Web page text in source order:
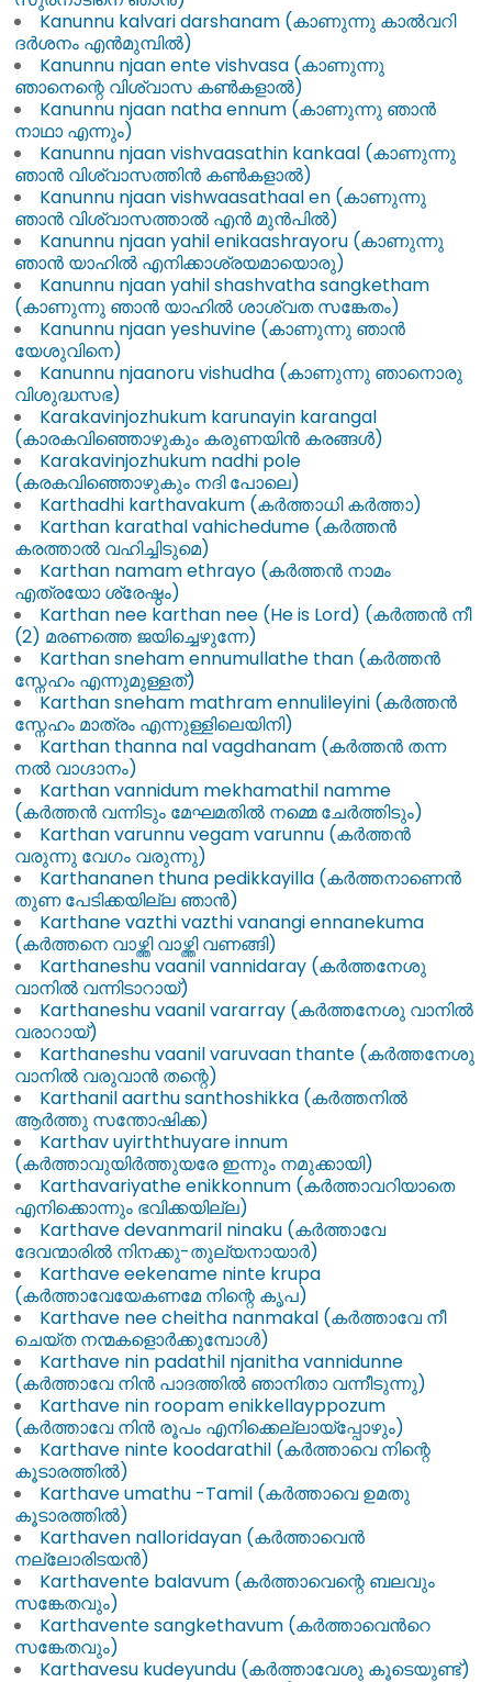
Kanunnu kalvari darshanam (കാണുന്നു കാൽവറി
ദർശനം എൻമുമ്പിൽ)
Kanunnu njaan ente vishvasa (കാണുന്നു
ഞാനെന്റെ വിശ്വാസ കൺകളാൽ)
Kanunnu njaan natha ennum (കാണുന്നു ഞാൻ
നാഥാ എന്നും)
Kanunnu njaan vishvaasathin kankaal (കാണുന്നു
ഞാൻ വിശ്വാസത്തിൻ കൺകളാൽ)
Kanunnu njaan vishwaasathaal en (കാണുന്നു
ഞാൻ വിശ്വാസത്താൽ എൻ മുൻപിൽ)
Kanunnu njaan yahil enikaashrayoru (കാണുന്നു
ഞാൻ യാഹിൽ എനിക്കാശ്രയമായൊരു)
Kanunnu njaan yahil shashvatha sangketham
(കാണുന്നു ഞാൻ യാഹിൽ ശാശ്വത സങ്കേതം)
Kanunnu njaan yeshuvine (കാണുന്നു ഞാൻ
യേശുവിനെ)
Kanunnu njaanoru vishudha (കാണുന്നു ഞാനൊരു
വിശുദ്ധസഭ)
Karakavinjozhukum karunayin karangal
(കാരകവിഞ്ഞൊഴുകും കരുണയിൻ കരങ്ങൾ)
Karakavinjozhukum nadhi pole
(കരകവിഞ്ഞൊഴുകും നദി പോലെ)
Karthadhi karthavakum (കർത്താധി കർത്താ)
Karthan karathal vahichedume (കർത്തൻ
കരത്താൽ വഹിച്ചിടുമെ)
Karthan namam ethrayo (കർത്തൻ നാമം
എത്രയോ ശ്രേഷ്ഠം)
Karthan nee karthan nee (He is Lord) (കർത്തൻ നീ
(2) മരണത്തെ ജയിച്ചെഴുന്നേ)
Karthan sneham ennumullathe than (കർത്തൻ
സ്നേഹം എന്നുമുള്ളത്)
Karthan sneham mathram ennulileyini (കർത്തൻ
സ്നേഹം മാത്രം എന്നുള്ളിലെയിനി)
Karthan thanna nal vagdhanam (കർത്തൻ തന്ന
നൽ വാഗ്ദാനം)
Karthan vannidum mekhamathil namme
(കർത്തൻ വന്നിടും മേഘമതിൽ നമ്മെ ചേർത്തിടും)
Karthan varunnu vegam varunnu (കർത്തൻ
വരുന്നു വേഗം വരുന്നു)
Karthananen thuna pedikkayilla (കർത്തനാണെൻ
തുണ പേടിക്കയില്ല ഞാൻ)
Karthane vazthi vazthi vanangi ennanekuma
(കർത്തനെ വാഴ്ത്തി വാഴ്ത്തി വണങ്ങി)
Karthaneshu vaanil vannidaray (കർത്തനേശു
വാനിൽ വന്നിടാറായ്)
Karthaneshu vaanil vararray (കർത്തനേശു വാനിൽ
വരാറായ്)
Karthaneshu vaanil varuvaan thante (കർത്തനേശു
വാനിൽ വരുവാൻ തന്റെ)
Karthanil aarthu santhoshikka (കർത്തനിൽ
ആർത്തു സന്തോഷിക്ക)
Karthav uyirththuyare innum
(കർത്താവുയിർത്തുയരേ ഇന്നും നമുക്കായി)
Karthavariyathe enikkonnum (കർത്താവറിയാതെ
എനിക്കൊന്നും ഭവിക്കയില്ല)
Karthave devanmaril ninaku (കർത്താവേ
ദേവന്മാരിൽ നിനക്കു-തുല്യനായാർ)
Karthave eekename ninte krupa
(കർത്താവേയേകണമേ നിന്റെ കൃപ)
Karthave nee cheitha nanmakal (കർത്താവേ നീ
ചെയ്ത നന്മകളൊർക്കുമ്പോൾ)
Karthave nin padathil njanitha vannidunne
(കർത്താവേ നിൻ പാദത്തിൽ ഞാനിതാ വന്നീടുന്നു)
Karthave nin roopam enikkellayppozum
(കർത്താവേ നിൻ രൂപം എനിക്കെല്ലായ്​‍പ്പോഴും)
Karthave ninte koodarathil (കർത്താവെ നിന്റെ
കൂടാരത്തിൽ)
Karthave umathu -Tamil (കർത്താവെ ഉമതു
കൂടാരത്തിൽ)
Karthaven nalloridayan (കർത്താവെൻ
നല്ലോരിടയൻ)
Karthavente balavum (കർത്താവെന്റെ ബലവും
സങ്കേതവും)
Karthavente sangkethavum (കര്‍ത്താവെന്‍റെ
സങ്കേതവും)
Karthavesu kudeyundu (കർത്താവേശു കൂടെയുണ്ട്)